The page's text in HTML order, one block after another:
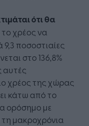
ότι θα
το χρέος να
ποσοστιαίες
στο 136,8%
αυτές
χρέος της χώρας
κάτω από το
ορόσημο με
τη μακροχρόνια